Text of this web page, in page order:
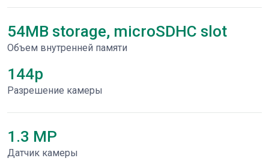
54MB storage, microSDHC slot
Объем внутренней памяти
144p
Разрешение камеры
1.3 MP
Датчик камеры